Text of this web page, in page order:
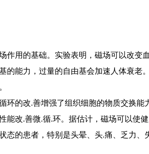
作用的基础。实验表明，磁场可以改变
的能力，过量的自由基会加速人体衰老
环的改.善增强了组织细胞的物质交换能
能改.善微.循.环。据估计，磁场可以使
态的患者，特别是头晕、头.痛、乏力、